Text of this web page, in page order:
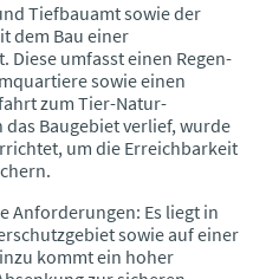
Tiefbauamt sowie der
dem Bau einer
Diese umfasst einen Regen-
sowie einen
zum Tier-Natur-
Baugebiet verlief, wurde
um die Erreichbarkeit
Anforderungen: Es liegt in
sowie auf einer
kommt ein hoher